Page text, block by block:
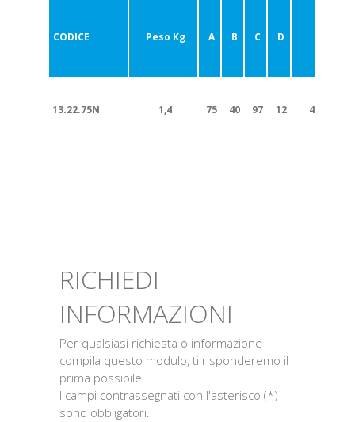
CODICE Peso Kg A B C D
13.22.75N 1,4 75 40 97 12 4XM8 90°
RICHIEDI
INFORMAZIONI
Per qualsiasi richiesta o informazione
compila questo modulo, ti risponderemo il
prima possibile.
I campi contrassegnati con l'asterisco (*)
sono obbligatori.